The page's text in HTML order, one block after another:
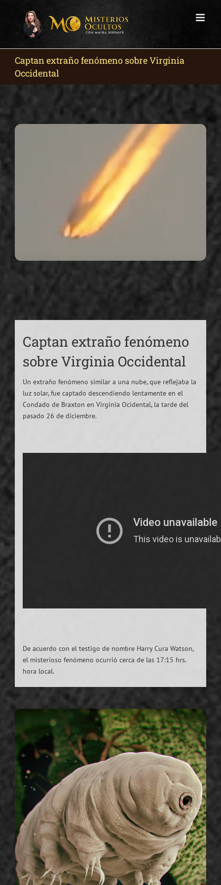
Captan extraño fenómeno sobre Virginia
Occidental
Captan extraño fenómeno
sobre Virginia Occidental
Un extraño fenómeno similar a una nube, que reflejaba la
luz solar, fue captado descendiendo lentamente en el
Condado de Braxton en Virginia Ocidental, la tarde del
pasado 26 de diciembre.
De acuerdo con el testigo de nombre Harry Cura Watson,
el misterioso fenómeno ocurrió cerca de las 17:15 hrs.
hora local.